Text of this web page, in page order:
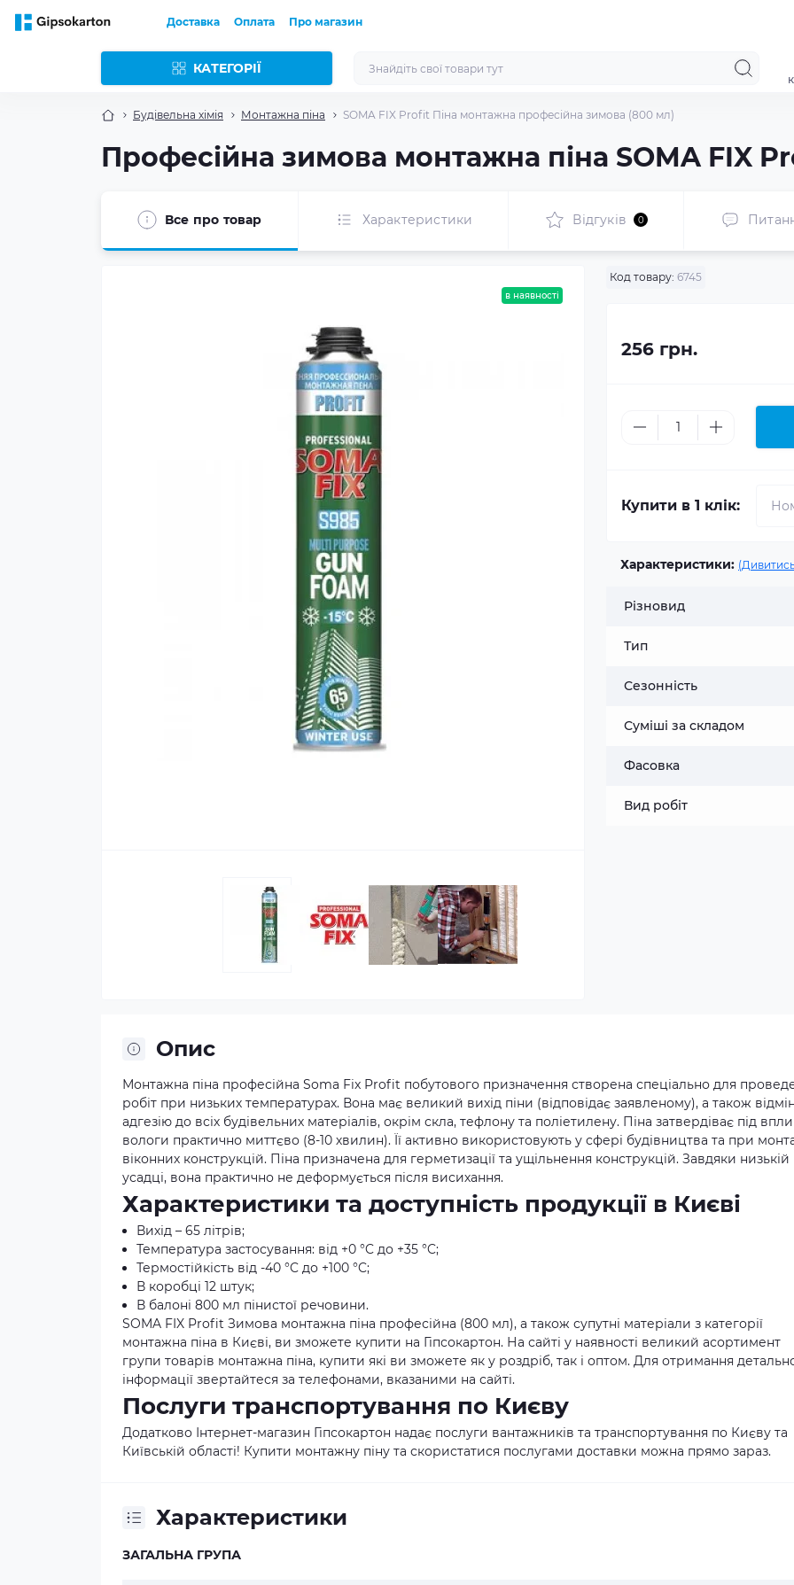
Доставка Оплата Про магазин
КАТЕГОРІЇ
Будівельна хімія Монтажна піна SOMA FIX Profit Піна монтажна професійна зимова (800 мл)
Професійна зимова монтажна піна SOMA FIX
Все про товар Характеристики Відгуків 0
в наявності
Код товару: 6745
256 грн.
Купити в 1 клік:
Характеристики:
Різновид
Тип
Сезонність
Суміші за складом
Фасовка
Вид робіт
Опис
Монтажна піна професійна Soma Fix Profit побутового призначення створена спеціально для
робіт при низьких температурах. Вона має великий вихід піни (відповідає заявленому), а також
адгезію до всіх будівельних матеріалів, окрім скла, тефлону та поліетилену. Піна затвердіває під
вологи практично миттєво (8-10 хвилин). Її активно використовують у сфері будівництва та при
віконних конструкцій. Піна призначена для герметизації та ущільнення конструкцій. Завдяки низькій
усадці, вона практично не деформується після висихання.
Характеристики та доступність продукції в Києві
Вихід – 65 літрів;
Температура застосування: від +0 °C до +35 °C;
Термостійкість від -40 °C до +100 °C;
В коробці 12 штук;
В балоні 800 мл пінистої речовини.
SOMA FIX Profit Зимова монтажна піна професійна (800 мл), а також супутні матеріали з категорії
монтажна піна в Києві, ви зможете купити на Гіпсокартон. На сайті у наявності великий асортимент
групи товарів монтажна піна, купити які ви зможете як у роздріб, так і оптом. Для отримання
інформації звертайтеся за телефонами, вказаними на сайті.
Послуги транспортування по Києву
Додатково Інтернет-магазин Гіпсокартон надає послуги вантажників та транспортування по Києву та
Київській області! Купити монтажну піну та скористатися послугами доставки можна прямо зараз.
Характеристики
ЗАГАЛЬНА ГРУПА